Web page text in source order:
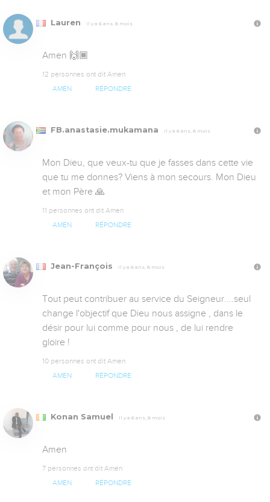
Lauren Il y a 6 ans, 8 mois
Amen 🙌🏾
12 personnes ont dit Amen
AMEN RÉPONDRE
FB.anastasie.mukamana Il y a 6 ans, 8 mois
Mon Dieu, que veux-tu que je fasses dans cette vie
que tu me donnes? Viens à mon secours. Mon Dieu
et mon Père 🙏
11 personnes ont dit Amen
AMEN RÉPONDRE
Jean-François Il y a 6 ans, 8 mois
Tout peut contribuer au service du Seigneur....seul
change l'objectif que Dieu nous assigne , dans le
désir pour lui comme pour nous , de lui rendre
gloire !
10 personnes ont dit Amen
AMEN RÉPONDRE
Konan Samuel Il y a 6 ans, 8 mois
Amen
7 personnes ont dit Amen
AMEN RÉPONDRE